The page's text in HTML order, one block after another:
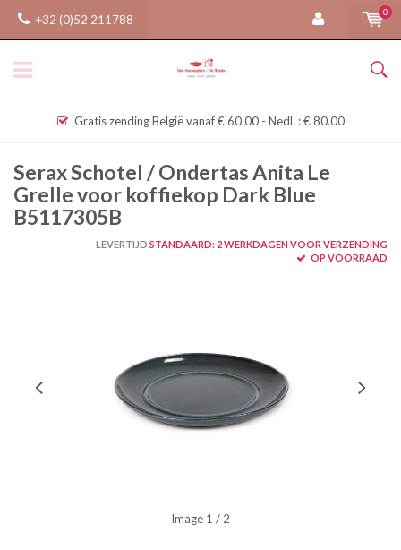
+32 (0)52 211788
0
Gratis zending België vanaf € 60.00 - Nedl. : € 80.00
Serax Schotel / Ondertas Anita Le
Grelle voor koffiekop Dark Blue
B5117305B
LEVERTIJD STANDAARD: 2 WERKDAGEN VOOR VERZENDING
OP VOORRAAD
Image 1 / 2